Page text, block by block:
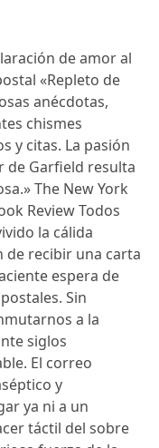
de amor al
«Repleto de
anécdotas,
chismes
y citas. La pasión
de Garfield resulta
The New York
Review Todos
la cálida
de recibir una carta
espera de
Sin
a la
siglos
El correo
y
ya ni a un
táctil del sobre